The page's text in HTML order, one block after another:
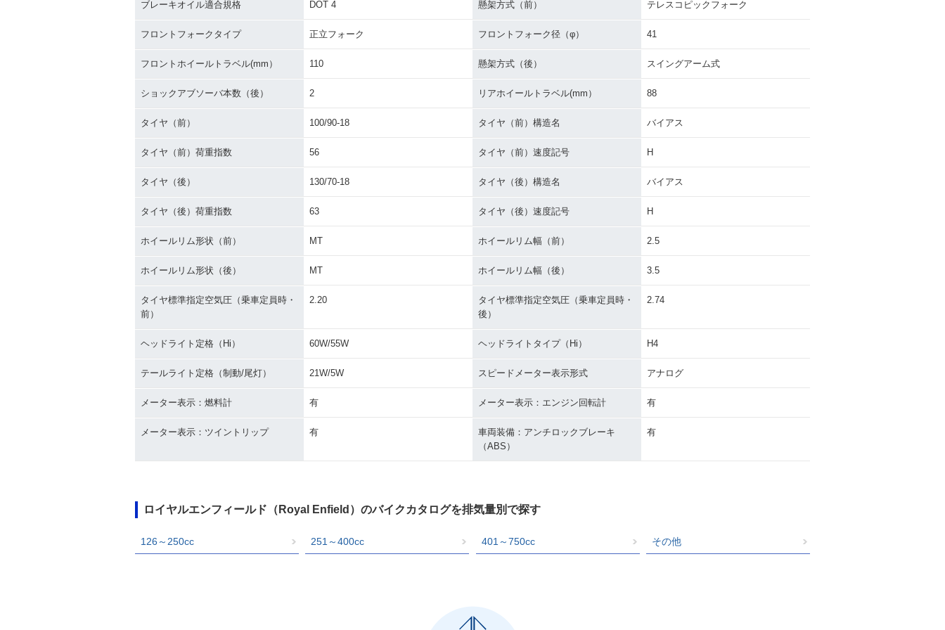
ブレーキオイル適合規格 DOT 4 懸架方式（前） テレスコピックフォーク
フロントフォークタイプ 正立フォーク フロントフォーク径（φ） 41
フロントホイールトラベル(mm） 110 懸架方式（後） スイングアーム式
ショックアブソーバ本数（後） 2 リアホイールトラベル(mm） 88
タイヤ（前） 100/90-18 タイヤ（前）構造名 バイアス
タイヤ（前）荷重指数 56 タイヤ（前）速度記号 H
タイヤ（後） 130/70-18 タイヤ（後）構造名 バイアス
タイヤ（後）荷重指数 63 タイヤ（後）速度記号 H
ホイールリム形状（前） MT ホイールリム幅（前） 2.5
ホイールリム形状（後） MT ホイールリム幅（後） 3.5
タイヤ標準指定空気圧（乗車定員時・
前）
2.20
タイヤ標準指定空気圧（乗車定員時・
後）
2.74
ヘッドライト定格（Hi） 60W/55W ヘッドライトタイプ（Hi） H4
テールライト定格（制動/尾灯） 21W/5W スピードメーター表示形式 アナログ
メーター表示：燃料計 有 メーター表示：エンジン回転計 有
メーター表示：ツイントリップ 有
車両装備：アンチロックブレーキ
（ABS）
有
ロイヤルエンフィールド（Royal Enfield）のバイクカタログを排気量別で探す
126～250cc 251～400cc 401～750cc その他